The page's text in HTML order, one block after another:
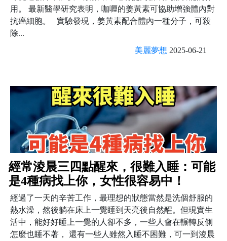
用。 最新醫學研究表明，咖喱的姜黃素可協助增強體內對
抗癌細胞。 實驗發現，姜黃素配合體內一種分子，可殺
除...
美麗夢想 2025-06-21
經常淩晨三四點醒來，很難入睡：可能
是4種病找上你，女性很容易中！
經過了一天的辛苦工作，最理想的狀態當然是洗個舒服的
熱水澡，然後躺在床上一覺睡到天亮後自然醒。但現實生
活中，能好好睡上一覺的人卻不多，一些人會在輾轉反側
怎麼也睡不著， 還有一些人雖然入睡不困難，可一到淩晨